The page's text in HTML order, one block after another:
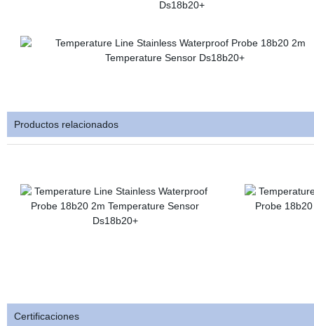
Productos relacionados
Certificaciones